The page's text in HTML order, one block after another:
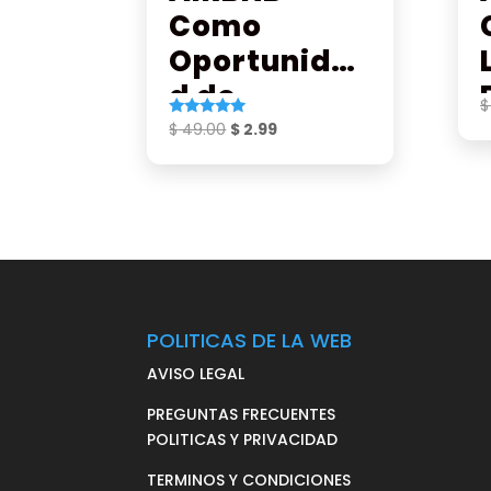
Como
Oportunida
d de
Negocio
Valorado
$49.00 El
$ 2.99El
$
POLITICAS DE LA WEB
AVISO LEGAL
PREGUNTAS FRECUENTES
POLITICAS Y PRIVACIDAD
TERMINOS Y CONDICIONES